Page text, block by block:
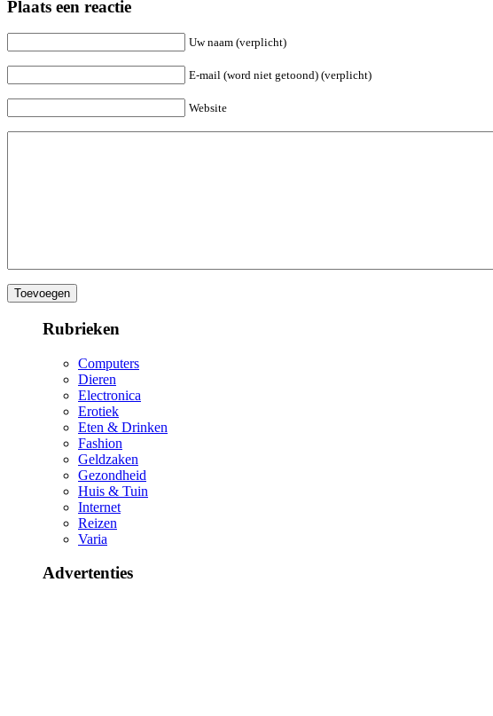
Plaats een reactie
Uw naam (verplicht)
E-mail (word niet getoond) (verplicht)
Website
Rubrieken
Computers
Dieren
Electronica
Erotiek
Eten & Drinken
Fashion
Geldzaken
Gezondheid
Huis & Tuin
Internet
Reizen
Varia
Advertenties